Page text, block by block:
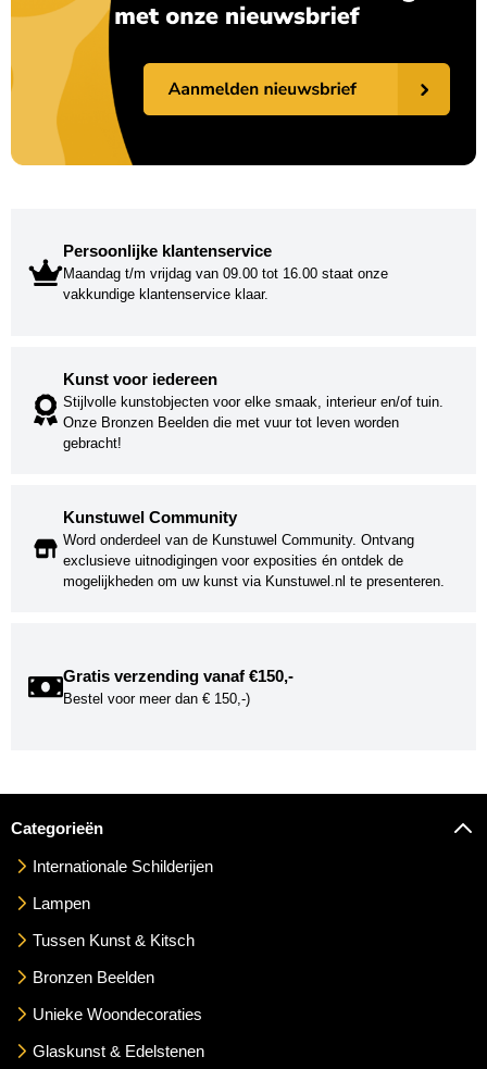
Persoonlijke klantenservice
Maandag t/m vrijdag van 09.00 tot 16.00 staat onze
vakkundige klantenservice klaar.
Kunst voor iedereen
Stijlvolle kunstobjecten voor elke smaak, interieur en/of tuin.
Onze Bronzen Beelden die met vuur tot leven worden
gebracht!
Kunstuwel Community
Word onderdeel van de Kunstuwel Community. Ontvang
exclusieve uitnodigingen voor exposities én ontdek de
mogelijkheden om uw kunst via Kunstuwel.nl te presenteren.
Gratis verzending vanaf €150,-
Bestel voor meer dan € 150,-)
Categorieën
Internationale Schilderijen
Lampen
Tussen Kunst & Kitsch
Bronzen Beelden
Unieke Woondecoraties
Glaskunst & Edelstenen